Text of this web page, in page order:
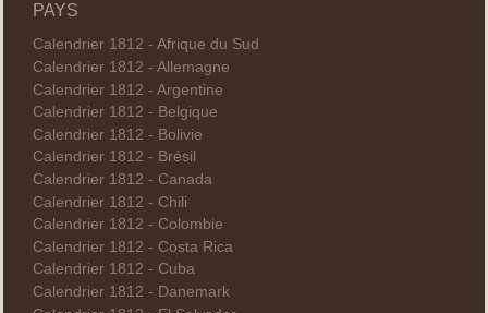
PAYS
Calendrier 1812 - Afrique du Sud
Calendrier 1812 - Allemagne
Calendrier 1812 - Argentine
Calendrier 1812 - Belgique
Calendrier 1812 - Bolivie
Calendrier 1812 - Brésil
Calendrier 1812 - Canada
Calendrier 1812 - Chili
Calendrier 1812 - Colombie
Calendrier 1812 - Costa Rica
Calendrier 1812 - Cuba
Calendrier 1812 - Danemark